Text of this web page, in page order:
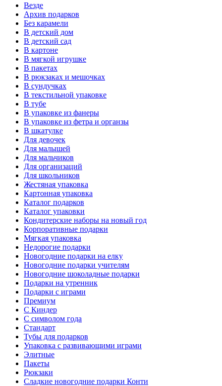
Везде
Архив подарков
Без карамели
В детский дом
В детский сад
В картоне
В мягкой игрушке
В пакетах
В рюкзаках и мешочках
В сундучках
В текстильной упаковке
В тубе
В упаковке из фанеры
В упаковке из фетра и органзы
В шкатулке
Для девочек
Для малышей
Для мальчиков
Для организаций
Для школьников
Жестяная упаковка
Картонная упаковка
Каталог подарков
Каталог упаковки
Кондитерские наборы на новый год
Корпоративные подарки
Мягкая упаковка
Недорогие подарки
Новогодние подарки на елку
Новогодние подарки учителям
Новогодние шоколадные подарки
Подарки на утренник
Подарки с играми
Премиум
С Киндер
С символом года
Стандарт
Тубы для подарков
Упаковка с развивающими играми
Элитные
Пакеты
Рюкзаки
Сладкие новогодние подарки Конти